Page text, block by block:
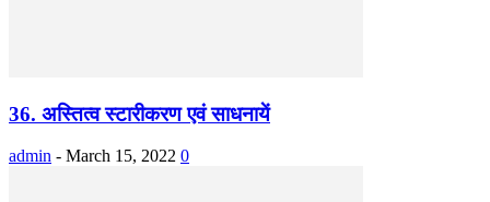
36. अस्तित्व स्टारीकरण एवं साधनायें
admin - March 15, 2022 0